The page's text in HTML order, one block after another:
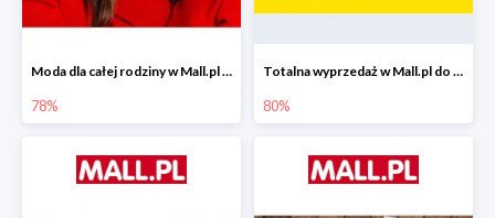
Moda dla całej rodziny w Mall.pl do -78%
78%
Totalna wyprzedaż w Mall.pl do -80%
80%